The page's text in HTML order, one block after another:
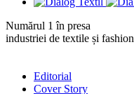
Numărul 1 în presa
industriei de textile și fashion
Editorial
Cover Story